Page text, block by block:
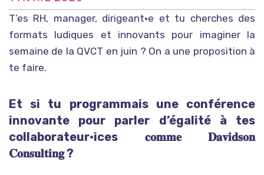
T’es RH, manager, dirigeant·e et tu cherches des
formats ludiques et innovants pour imaginer la
semaine de la QVCT en juin ? On a une proposition à
te faire.
Et si tu programmais une conférence
innovante pour parler d’égalité à tes
collaborateur·ices 𝐜𝐨𝐦𝐦𝐞 𝐃𝐚𝐯𝐢𝐝𝐬𝐨𝐧
𝐂𝐨𝐧𝐬𝐮𝐥𝐭𝐢𝐧𝐠 ?